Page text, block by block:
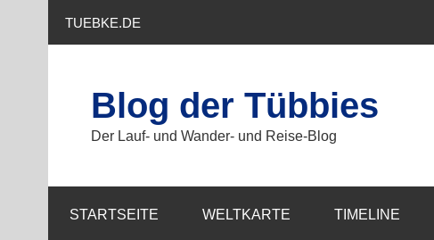
TUEBKE.DE
Blog der Tübbies
Der Lauf- und Wander- und Reise-Blog
STARTSEITE WELTKARTE TIMELINE